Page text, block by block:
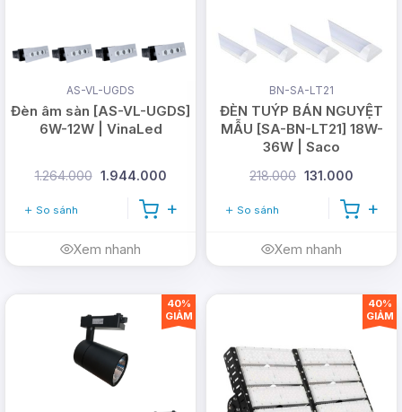
Email: vn@dmtsolar.com
-
cskh@dmtsolar.com
Web: www.dmtsolar.com -
AS-VL-UGDS
Đèn âm sàn [AS-VL-UGDS]
6W-12W | VinaLed
1.264.000 1.944.000
So sánh
Xem nhanh
BN-SA-LT21
ĐÈN TUÝP BÁN NGUYỆT
MẪU [SA-BN-LT21] 18W-
36W | Saco
218.000 131.000
So sánh
Xem nhanh
40%
GIẢM
40%
GIẢM